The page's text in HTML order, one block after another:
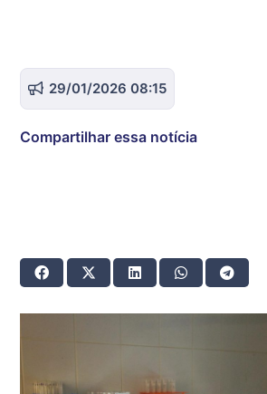
29/01/2026 08:15
Compartilhar essa notícia